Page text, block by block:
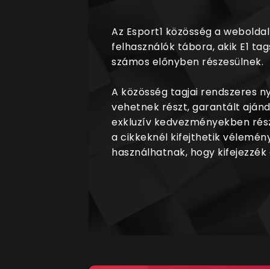
Az Esport1 közösség a
felhasználók tábora, akik E1
számos előnyben részesülnek.
A közösség tagjai rendszeres
vehetnek részt, garantált
exkluzív kedvezményekben
a cikkeknél kifejthetik
használhatnak, hogy